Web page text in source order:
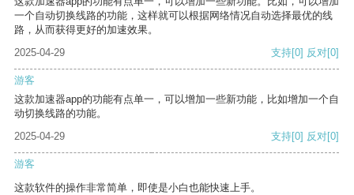
一个自动切换线路的功能，这样就可以根据网络情况自动选择最优的线
路，从而获得更好的加速效果。
2025-04-29
支持[0] 反对[0]
游客
这款加速器app的功能有点单一，可以增加一些新功能，比如增加一个自
动切换线路的功能。
2025-04-29
支持[0] 反对[0]
游客
这款软件的操作非常简单，即使是小白也能快速上手。